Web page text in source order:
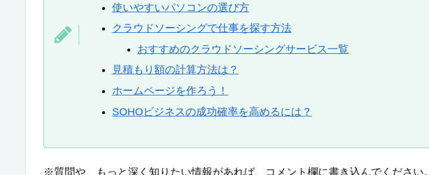
使いやすいパソコンの選び方
クラウドソーシングで仕事を探す方法
おすすめのクラウドソーシングサービス一覧
見積もり額の計算方法は？
ホームページを作ろう！
SOHOビジネスの成功確率を高めるには？
※質問や、もっと深く知りたい情報があれば、コメント欄に書き込んでください。